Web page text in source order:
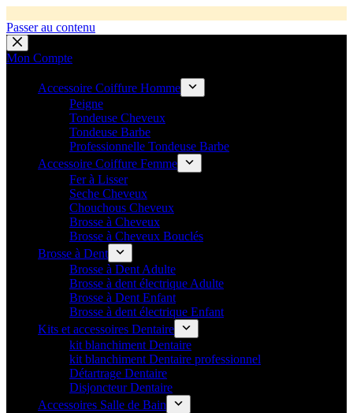
💼 Espace Pro ouvert ! 👉 Rejoignez notre Espace Pro B2B et
🚚 Livraison Gratuite en Europe
🔥 Déjà adopté par les pros 👉 Passez en Espace Pro B2B 📦
💼 Offres réservées aux professionnels 🚀 Rejoignez l’Espace
Passer au contenu
Mon Compte
Accessoire Coiffure Homme
Peigne
Tondeuse Cheveux
Tondeuse Barbe
Professionnelle Tondeuse Barbe
Accessoire Coiffure Femme
Fer à Lisser
Seche Cheveux
Chouchous Cheveux
Brosse à Cheveux
Brosse à Cheveux Bouclés
Brosse à Dent
Brosse à Dent Adulte
Brosse à dent électrique Adulte
Brosse à Dent Enfant
Brosse à dent électrique Enfant
Kits et accessoires Dentaire
kit blanchiment Dentaire
kit blanchiment Dentaire professionnel
Détartrage Dentaire
Disjoncteur Dentaire
Accessoires Salle de Bain